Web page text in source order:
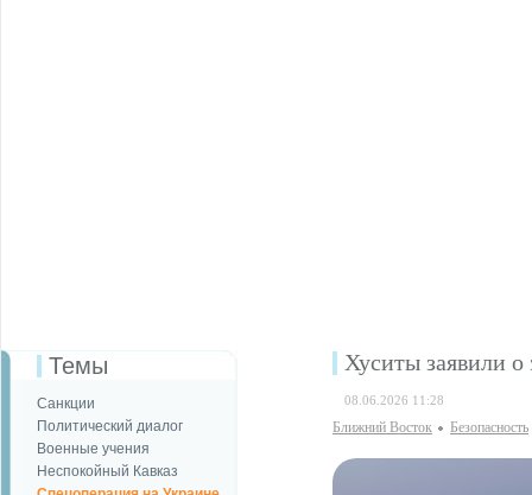
Темы
Санкции
Политический диалог
Военные учения
Неспокойный Кавказ
Хуситы заявили о
08.06.2026 11:28
Ближний Восток Безопаcность